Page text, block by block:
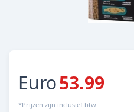
Euro53.99
*Prijzen zijn inclusief btw